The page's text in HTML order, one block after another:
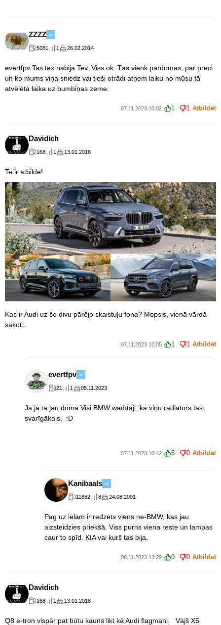
ZZZZ
5081 1 26.02.2014
evertfpv Tas tex nabija Tev. Viss ok. Tās vienk pārdomas, par preci
un ko mums viņa sniedz vai tieši otrādi atņem laiku no mūsu tā
atvēlētā laika uz bumbiņas zeme.
07.11.2023 10:02 1 1 Atbildēt
Davidich
168 1 13.01.2018
Te ir atbilde!
Kas ir Audi uz šo divu pārējo skaistuļu fona? Mopsis, vienā vārdā
sakot...
07.11.2023 10:05 1 1 Atbildēt
evertfpv
21 1 05.11.2023
Jā jā tā jau domā Visi BMW wadītāji, ka viņu radiators tas
svarīgākais. :D
07.11.2023 10:42 5 0 Atbildēt
Kanibaals
11652 8 24.08.2001
Pag uz ielām ir redzēts viens ne-BMW, kas jau
aizsteidzies priekšā. Viss purns viena reste un lampas
caur to spīd. KIA vai kurš tas bija.
08.11.2023 13:29 0 0 Atbildēt
Davidich
168 1 13.01.2018
Q8 e-tron vispār pat būtu kauns likt kā Audi flagmani. Vājš X6